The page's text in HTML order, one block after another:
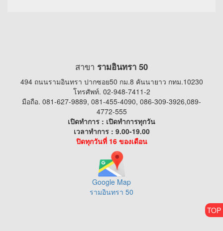
สาขา รามอินทรา 50
494 ถนนรามอินทรา ปากซอย50 กม.8 คันนายาว กทม.10230
โทรศัพท์. 02-948-7411-2
มือถือ. 081-627-9889, 081-455-4090, 086-309-3926,089-
4772-555
เปิดทำการ : เปิดทำการทุกวัน
เวลาทำการ : 9.00-19.00
ปิดทุกวันที่ 16 ของเดือน
Google Map
รามอินทรา 50
TOP